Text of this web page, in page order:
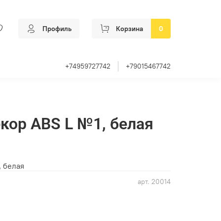
Профиль Корзина 0
+74959727742 +79015467742
арт. 20014
ABS L №1, белая
белая